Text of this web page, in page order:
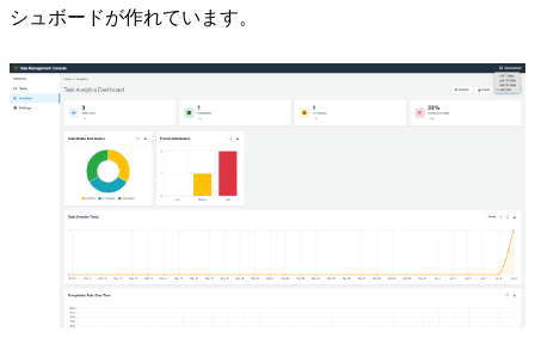
シュボードが作れています。